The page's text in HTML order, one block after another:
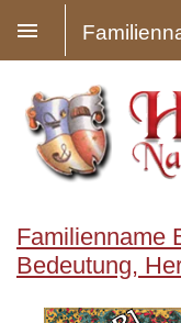
Familienname
Bedeutung,